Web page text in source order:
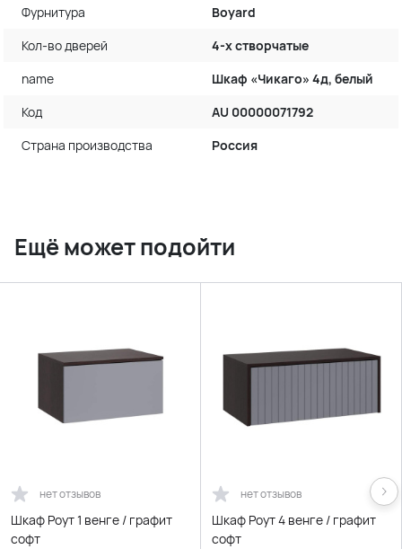
Фурнитура
Boyard
Кол-во дверей
4-х створчатые
name
Шкаф «Чикаго» 4д, белый
Код
AU 00000071792
Страна производства
Россия
Ещё может подойти
нет отзывов
Шкаф Роут 1 венге / графит
софт
нет отзывов
Шкаф Роут 4 венге / графит
софт